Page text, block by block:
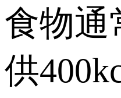
食物通
供